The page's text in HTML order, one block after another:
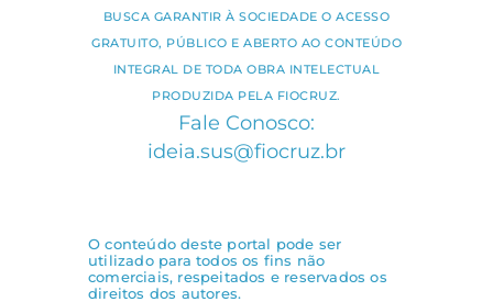
BUSCA GARANTIR À SOCIEDADE O ACESSO
GRATUITO, PÚBLICO E ABERTO AO CONTEÚDO
INTEGRAL DE TODA OBRA INTELECTUAL
PRODUZIDA PELA FIOCRUZ.
Fale Conosco:
ideia.sus@fiocruz.br
O conteúdo deste portal pode ser
utilizado para todos os fins não
comerciais, respeitados e reservados os
direitos dos autores.